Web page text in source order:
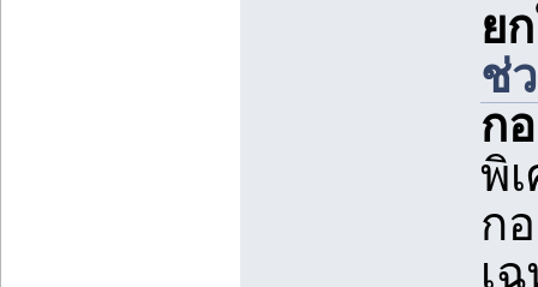
ย
ช่
ก
พิ
ก
เ